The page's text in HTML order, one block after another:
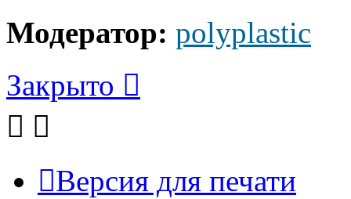
Модератор: polyplastic
Закрыто
Версия для печати